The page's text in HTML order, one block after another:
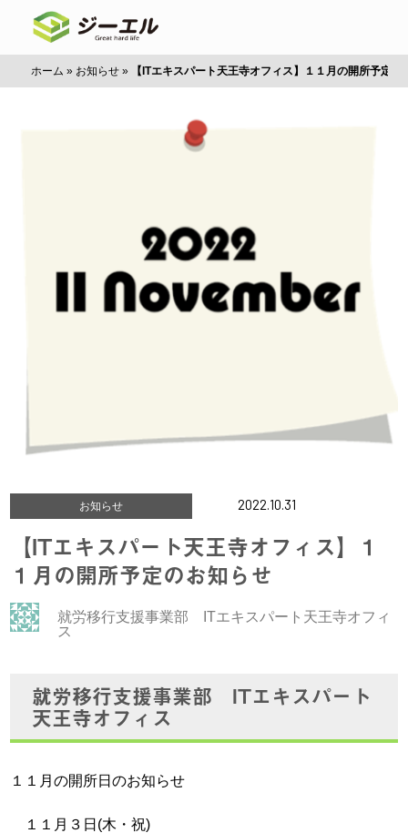
ホーム » お知らせ » 【ITエキスパート天王寺オフィス】１１月の開所予定の
お知らせ 2022.10.31
【ITエキスパート天王寺オフィス】１
１月の開所予定のお知らせ
就労移行支援事業部 ITエキスパート天王寺オフィ
ス
就労移行支援事業部 ITエキスパート
天王寺オフィス
１１月の開所日のお知らせ
１１月３日(木・祝)